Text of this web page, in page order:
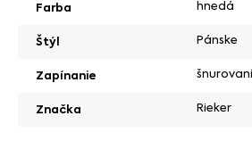
Farba hnedá
Štýl Pánske
Zapínanie
Značka Rieker